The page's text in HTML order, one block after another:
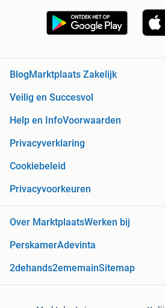
BlogMarktplaats Zakelijk
Veilig en Succesvol
Help en InfoVoorwaarden
Privacyverklaring
Cookiebeleid
Privacyvoorkeuren
Over MarktplaatsWerken bij
PerskamerAdevinta
2dehands2ememainSitemap